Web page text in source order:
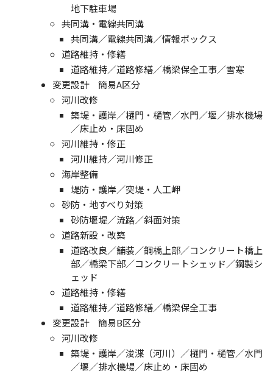
地下駐車場
共同溝・電線共同溝
共同溝／電線共同溝／情報ボックス
道路維持・修繕
道路維持／道路修繕／橋梁保全工事／雪寒
変更設計 簡易A区分
河川改修
築堤・護岸／樋門・樋管／水門／堰／排水機場
／床止め・床固め
河川維持・修正
河川維持／河川修正
海岸整備
堤防・護岸／突堤・人工岬
砂防・地すべり対策
砂防堰堤／流路／斜面対策
道路新設・改築
道路改良／舗装／鋼橋上部／コンクリート橋上
部／橋梁下部／コンクリートシェッド／鋼製シ
ェッド
道路維持・修繕
道路維持／道路修繕／橋梁保全工事
変更設計 簡易B区分
河川改修
築堤・護岸／浚渫（河川）／樋門・樋管／水門
／堰／排水機場／床止め・床固め